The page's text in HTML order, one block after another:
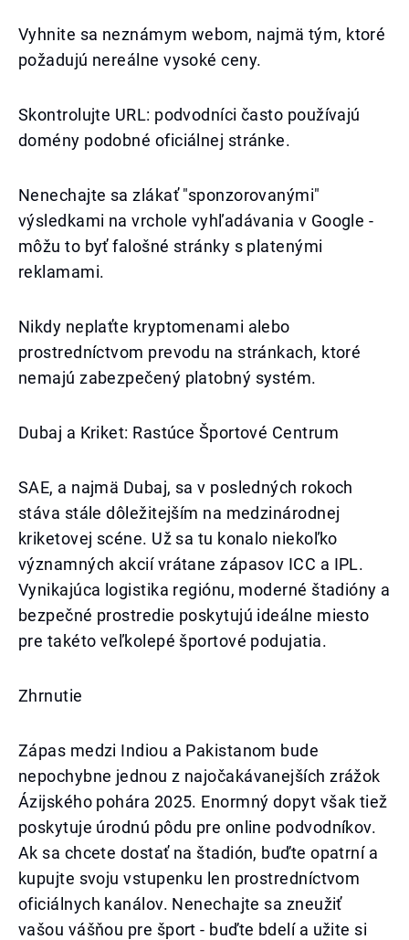
Vyhnite sa neznámym webom, najmä tým, ktoré
požadujú nereálne vysoké ceny.
Skontrolujte URL: podvodníci často používajú
domény podobné oficiálnej stránke.
Nenechajte sa zlákať "sponzorovanými"
výsledkami na vrchole vyhľadávania v Google -
môžu to byť falošné stránky s platenými
reklamami.
Nikdy neplaťte kryptomenami alebo
prostredníctvom prevodu na stránkach, ktoré
nemajú zabezpečený platobný systém.
Dubaj a Kriket: Rastúce Športové Centrum
SAE, a najmä Dubaj, sa v posledných rokoch
stáva stále dôležitejším na medzinárodnej
kriketovej scéne. Už sa tu konalo niekoľko
významných akcií vrátane zápasov ICC a IPL.
Vynikajúca logistika regiónu, moderné štadióny a
bezpečné prostredie poskytujú ideálne miesto
pre takéto veľkolepé športové podujatia.
Zhrnutie
Zápas medzi Indiou a Pakistanom bude
nepochybne jednou z najočakávanejších zrážok
Ázijského pohára 2025. Enormný dopyt však tiež
poskytuje úrodnú pôdu pre online podvodníkov.
Ak sa chcete dostať na štadión, buďte opatrní a
kupujte svoju vstupenku len prostredníctvom
oficiálnych kanálov. Nenechajte sa zneužiť
vašou vášňou pre šport - buďte bdelí a užite si